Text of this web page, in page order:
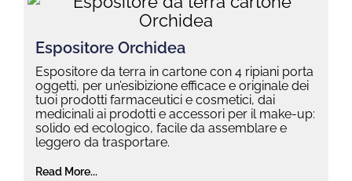
Espositore Orchidea
Espositore da terra in cartone con 4 ripiani porta
oggetti, per un’esibizione efficace e originale dei
tuoi prodotti farmaceutici e cosmetici, dai
medicinali ai prodotti e accessori per il make-up:
solido ed ecologico, facile da assemblare e
leggero da trasportare.
Read More...